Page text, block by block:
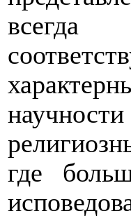
всегда
где